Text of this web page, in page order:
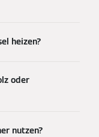
heizen?
oder
nutzen?